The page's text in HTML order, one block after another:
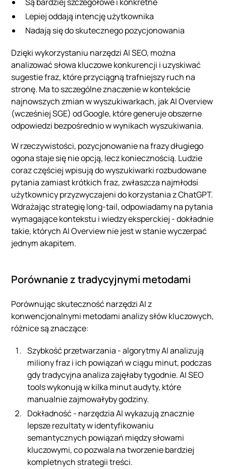
Lepiej oddają intencję użytkownika
Nadają się do skutecznego pozycjonowania
Dzięki wykorzystaniu narzędzi AI SEO, można
analizować słowa kluczowe konkurencji i uzyskiwać
sugestie fraz, które przyciągną trafniejszy ruch na
stronę. Ma to szczególne znaczenie w kontekście
najnowszych zmian w wyszukiwarkach, jak AI Overview
(wcześniej SGE) od Google, które generuje obszerne
odpowiedzi bezpośrednio w wynikach wyszukiwania.
W rzeczywistości, pozycjonowanie na frazy długiego
ogona staje się nie opcją, lecz koniecznością. Ludzie
coraz częściej wpisują do wyszukiwarki rozbudowane
pytania zamiast krótkich fraz, zwłaszcza najmłodsi
użytkownicy przyzwyczajeni do korzystania z ChatGPT.
Wdrażając strategię long-tail, odpowiadamy na pytania
wymagające kontekstu i wiedzy eksperckiej - dokładnie
takie, których AI Overview nie jest w stanie wyczerpać
jednym akapitem.
Porównanie z tradycyjnymi metodami
Porównując skuteczność narzędzi AI z
konwencjonalnymi metodami analizy słów kluczowych,
różnice są znaczące:
Szybkość przetwarzania - algorytmy AI analizują
miliony fraz i ich powiązań w ciągu minut, podczas
gdy tradycyjna analiza zajęłaby tygodnie. AI SEO
tools wykonują w kilka minut audyty, które
manualnie zajmowałyby godziny.
Dokładność - narzędzia AI wykazują znacznie
lepsze rezultaty w identyfikowaniu
semantycznych powiązań między słowami
kluczowymi, co pozwala na tworzenie bardziej
kompletnych strategii treści.